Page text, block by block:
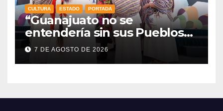
CULTURA ESTADO PORTADA
“Guanajuato no se
entendería sin sus Pueblos
Indígenas”: Libia Dennise
fortalece el orgullo del
7 DE AGOSTO DE 2026